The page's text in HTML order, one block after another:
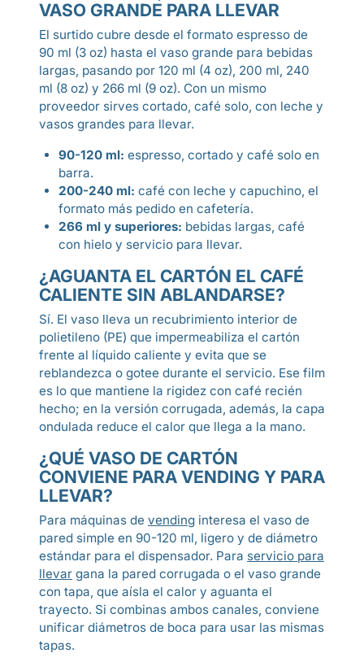
VASO GRANDE PARA LLEVAR
El surtido cubre desde el formato espresso de
90 ml (3 oz) hasta el vaso grande para bebidas
largas, pasando por 120 ml (4 oz), 200 ml, 240
ml (8 oz) y 266 ml (9 oz). Con un mismo
proveedor sirves cortado, café solo, con leche y
vasos grandes para llevar.
90-120 ml: espresso, cortado y café solo en
barra.
200-240 ml: café con leche y capuchino, el
formato más pedido en cafetería.
266 ml y superiores: bebidas largas, café
con hielo y servicio para llevar.
¿AGUANTA EL CARTÓN EL CAFÉ
CALIENTE SIN ABLANDARSE?
Sí. El vaso lleva un recubrimiento interior de
polietileno (PE) que impermeabiliza el cartón
frente al líquido caliente y evita que se
reblandezca o gotee durante el servicio. Ese film
es lo que mantiene la rigidez con café recién
hecho; en la versión corrugada, además, la capa
ondulada reduce el calor que llega a la mano.
¿QUÉ VASO DE CARTÓN
CONVIENE PARA VENDING Y PARA
LLEVAR?
Para máquinas de vending interesa el vaso de
pared simple en 90-120 ml, ligero y de diámetro
estándar para el dispensador. Para servicio para
llevar gana la pared corrugada o el vaso grande
con tapa, que aísla el calor y aguanta el
trayecto. Si combinas ambos canales, conviene
unificar diámetros de boca para usar las mismas
tapas.